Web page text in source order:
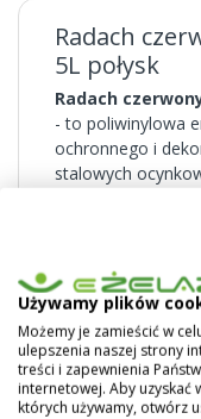
Radach
5L połysk
Radach
- to poliwinylowa
ochronnego i
stalowych
blachach
przemysłowymi.
malowania
elastyczną
atmosferyczne.
Pokaż więcej
Używamy plików
Możemy je zamieścić w
ulepszenia naszej strony
treści i zapewnienia
internetowej. Aby uzyskać
których używamy, otwórz